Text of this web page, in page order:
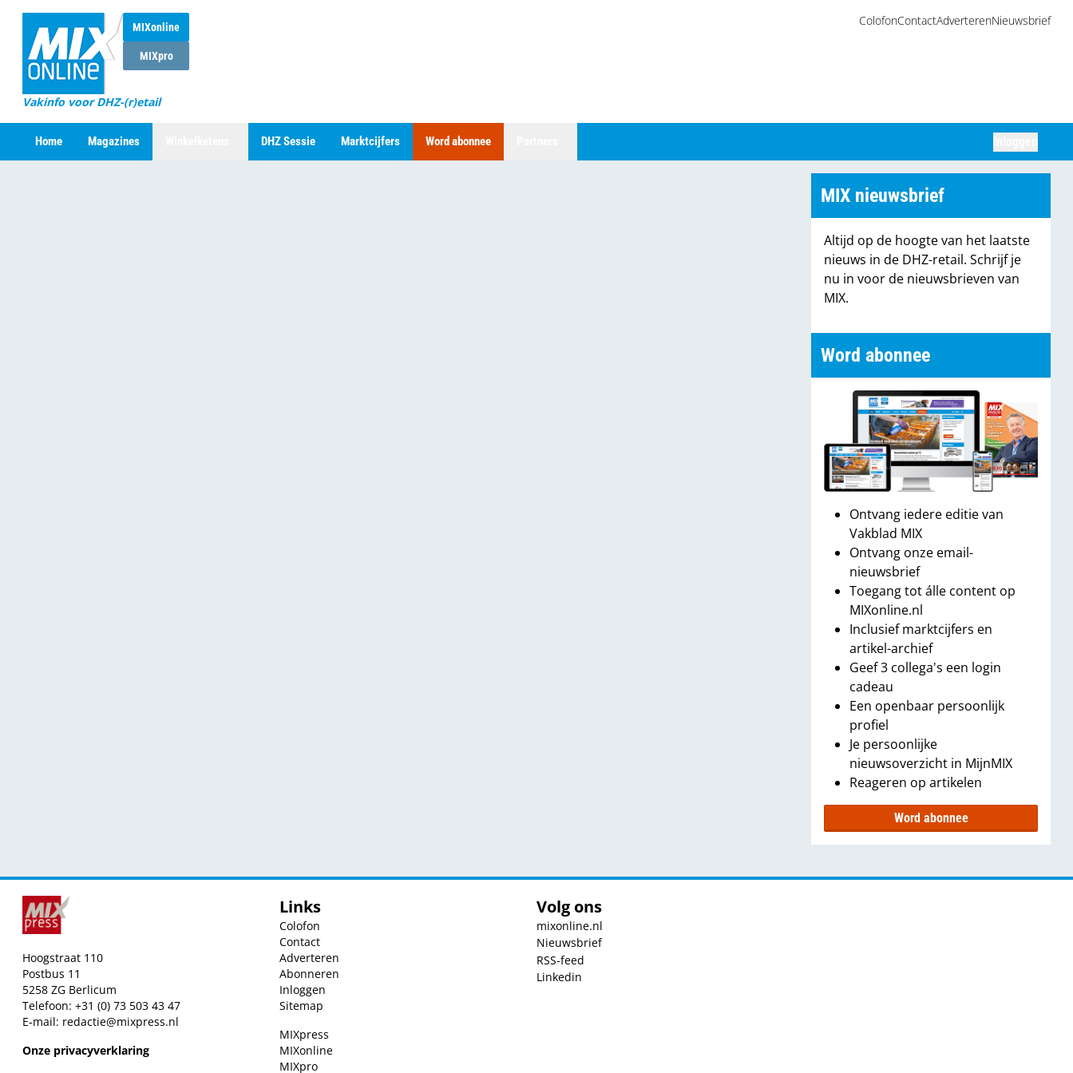
MIXonline
MIXpro
Vakinfo voor DHZ-(r)etail
ColofonContactAdverterenNieuwsbrief
Home Magazines DHZ Sessie Marktcijfers Word abonnee
MIX nieuwsbrief
Altijd op de hoogte van het laatste
nieuws in de DHZ-retail. Schrijf je
nu in voor de nieuwsbrieven van
MIX.
Word abonnee
Ontvang iedere editie van
Vakblad MIX
Ontvang onze email-
nieuwsbrief
Toegang tot álle content op
MIXonline.nl
Inclusief marktcijfers en
artikel-archief
Geef 3 collega's een login
cadeau
Een openbaar persoonlijk
profiel
Je persoonlijke
nieuwsoverzicht in MijnMIX
Reageren op artikelen
Word abonnee
Hoogstraat 110
Postbus 11
5258 ZG Berlicum
Telefoon: +31 (0) 73 503 43 47
E-mail: redactie@mixpress.nl
Onze privacyverklaring
Links
Colofon
Contact
Adverteren
Abonneren
Inloggen
Sitemap
MIXpress
MIXonline
MIXpro
Volg ons
mixonline.nl
Nieuwsbrief
RSS-feed
Linkedin